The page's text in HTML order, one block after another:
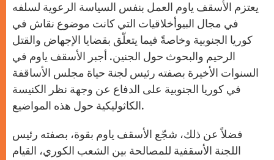
يعتزم الأسقف ياوم العمل بنفس السياسة الرعوية لسلفه
في مجال البيوأخلاقيات التي كانت موضوع نقاش في
كوريا الجنوبية وخاصةً فيما يتعلّق بقضايا الإجهاض والقتل
الرحيم والبحوث حول الجنين. أجبر الأسقف ياوم في
السنوات الأخيرة بصفته رئيس لجنة حياة مجلس الأساقفة
في كوريا الجنوبية على الدفاع عن وجهة نظر الكنيسة
الكاثوليكية حول هذه المواضيع.
فضلاً عن ذلك، شجّع الأسقف ياوم بقوة، بصفته رئيس
اللجنة الأسقفية للمصالحة بين الشعب الكوري، القيام